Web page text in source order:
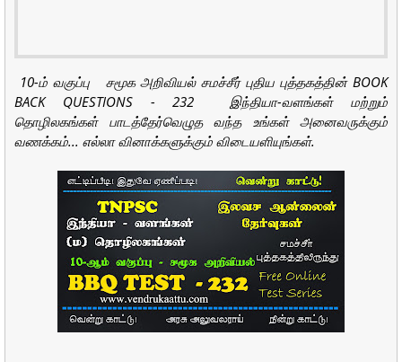
10-ம் வகுப்பு சமூக அறிவியல் சமச்சீர் புதிய புத்தகத்தின் BOOK
BACK QUESTIONS - 232 இந்தியா-வளங்கள் மற்றும்
தொழிலகங்கள் பாடத்தேர்வெழுத வந்த உங்கள் அனைவருக்கும்
வணக்கம்... எல்லா வினாக்களுக்கும் விடையளியுங்கள்.